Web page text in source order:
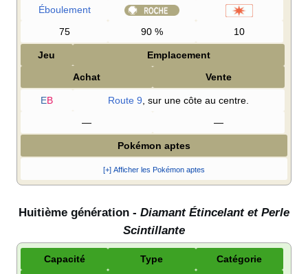
Éboulement
75
90 % 10
Jeu
Emplacement
Achat
Vente
EB Route 9 , sur une côte au centre.
—
—
Pokémon aptes
[+] Afficher les Pokémon aptes
Huitième génération - Diamant Étincelant et Perle
Scintillante
Capacité Type
Catégorie